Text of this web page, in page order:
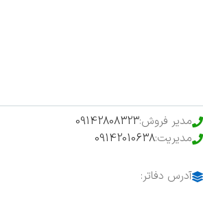
مدیر فروش:09142808323
مدیریت:09142010638
آدرس دفاتر: